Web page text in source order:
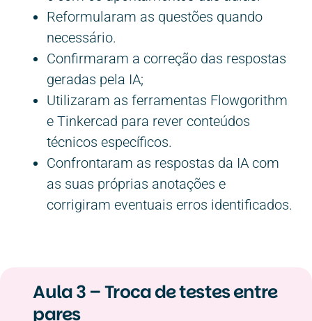
Reformularam as questões quando
necessário.
Confirmaram a correção das respostas
geradas pela IA;
Utilizaram as ferramentas Flowgorithm
e Tinkercad para rever conteúdos
técnicos específicos.
Confrontaram as respostas da IA com
as suas próprias anotações e
corrigiram eventuais erros identificados.
Aula 3 – Troca de testes entre
pares